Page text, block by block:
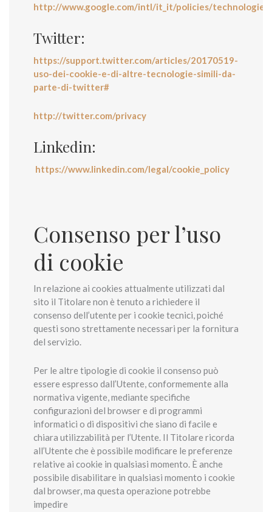
http://www.google.com/intl/it_it/policies/
Twitter:
https://support.twitter.com/articles/20170519-
uso-dei-cookie-e-di-altre-tecnologie-simili-da-
parte-di-twitter#
http://twitter.com/privacy
Linkedin:
https://www.linkedin.com/legal/cookie_policy
Consenso per l’uso
di cookie
In relazione ai cookies attualmente utilizzati dal
sito il Titolare non è tenuto a richiedere il
consenso dell’utente per i cookie tecnici, poiché
questi sono strettamente necessari per la fornitura
del servizio.
Per le altre tipologie di cookie il consenso può
essere espresso dall’Utente, conformemente alla
normativa vigente, mediante specifiche
configurazioni del browser e di programmi
informatici o di dispositivi che siano di facile e
chiara utilizzabilità per l’Utente. Il Titolare ricorda
all’Utente che è possibile modificare le preferenze
relative ai cookie in qualsiasi momento. È anche
possibile disabilitare in qualsiasi momento i cookie
dal browser, ma questa operazione potrebbe
impedire